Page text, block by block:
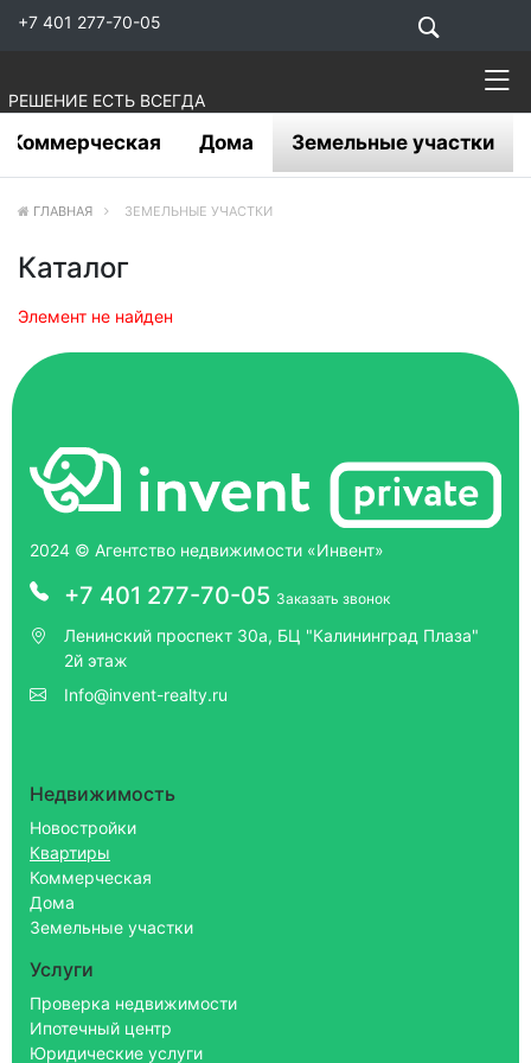
+7 401 277-70-05
РЕШЕНИЕ ЕСТЬ ВСЕГДА
Коммерческая Дома Земельные участки
ГЛАВНАЯ ЗЕМЕЛЬНЫЕ УЧАСТКИ
Каталог
Элемент не найден
2024 © Агентство недвижимости «Инвент»
+7 401 277-70-05 Заказать звонок
Ленинский проспект 30а, БЦ "Калининград Плаза"
2й этаж
Info@invent-realty.ru
Недвижимость
Новостройки
Квартиры
Коммерческая
Дома
Земельные участки
Услуги
Проверка недвижимости
Ипотечный центр
Юридические услуги